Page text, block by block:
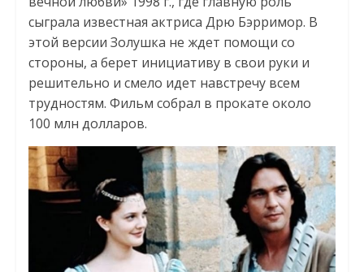
сыграла известная актриса Дрю Бэрримор. В
этой версии Золушка не ждет помощи со
стороны, а берет инициативу в свои руки и
решительно и смело идет навстречу всем
трудностям. Фильм собрал в прокате около
100 млн долларов.